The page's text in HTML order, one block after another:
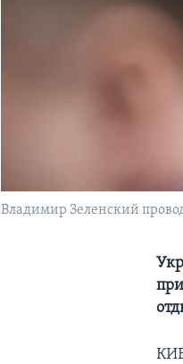
Владимир Зеленский